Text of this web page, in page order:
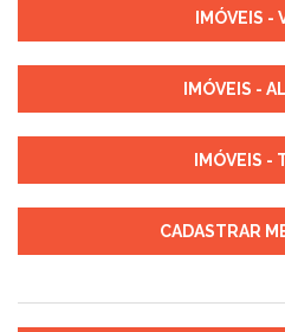
IMÓVEIS -
IMÓVEIS -
IMÓVEIS -
CADASTRAR